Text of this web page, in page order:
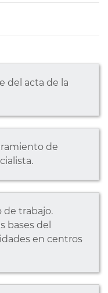
del acta de la
de
de trabajo.
bases del
en centros